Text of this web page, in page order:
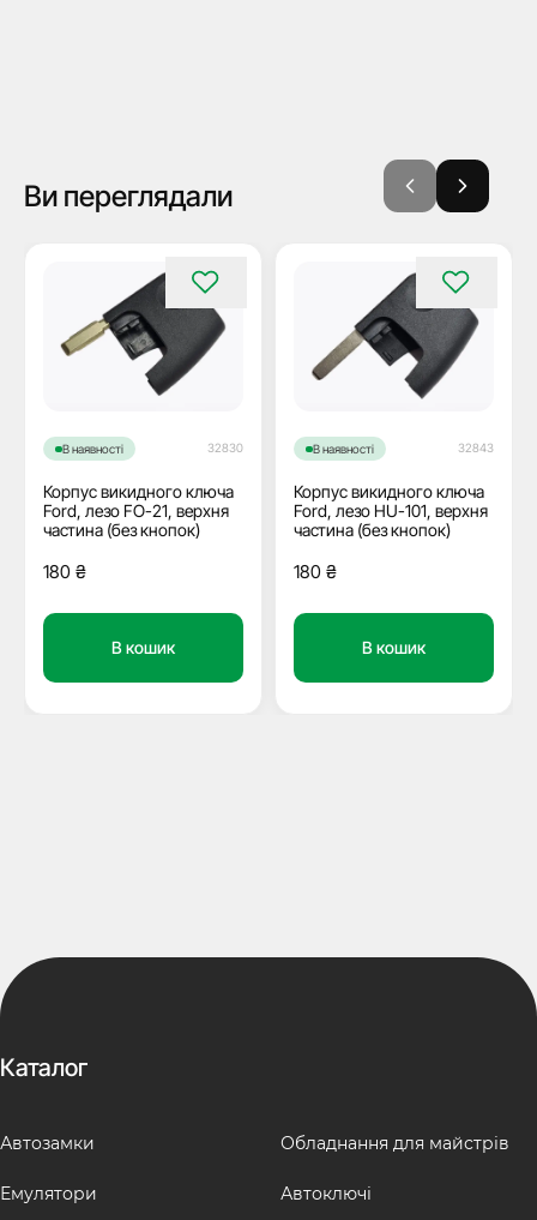
Ви переглядали
В наявності 32830
Корпус викидного ключа
Ford, лезо FO-21, верхня
частина (без кнопок)
180 ₴
В кошик
В наявності 32843
Корпус викидного ключа
Ford, лезо HU-101, верхня
частина (без кнопок)
180 ₴
В кошик
Каталог
Автозамки
Емулятори
Обладнання для майстрів
Автоключі